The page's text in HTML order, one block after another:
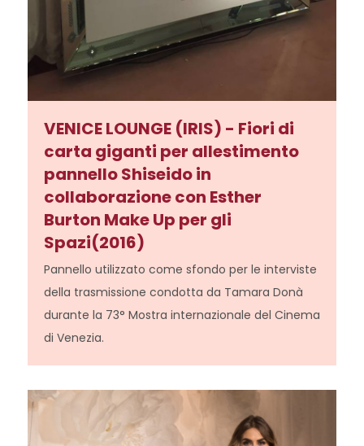
VENICE LOUNGE (IRIS) - Fiori di
carta giganti per allestimento
pannello Shiseido in
collaborazione con Esther
Burton Make Up per gli
Spazi(2016)
Pannello utilizzato come sfondo per le interviste
della trasmissione condotta da Tamara Donà
durante la 73° Mostra internazionale del Cinema
di Venezia.